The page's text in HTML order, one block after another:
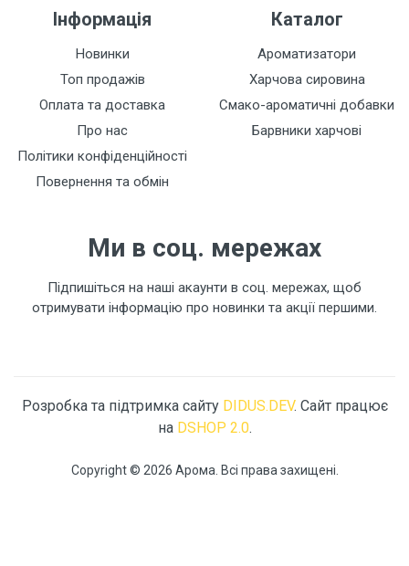
Інформація
Новинки
Топ продажів
Оплата та доставка
Про нас
Політики конфіденційності
Повернення та обмін
Каталог
Ароматизатори
Харчова сировина
Смако-ароматичні добавки
Барвники харчові
Ми в соц. мережах
Підпишіться на наші акаунти в соц. мережах, щоб
отримувати інформацію про новинки та акції першими.
Copyright © 2026 Арома. Всі права захищені.
Розробка та підтримка сайту DIDUS.DEV. Сайт працює
на DSHOP 2.0.